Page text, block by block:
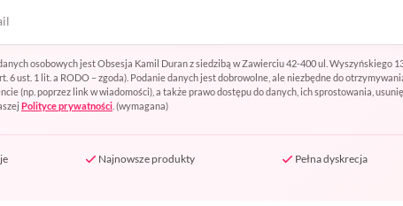
osobowych jest Obsesja Kamil Duran z siedzibą w Zawierciu 42-400 ul. Wyszyńskiego
6 ust. 1 lit. a RODO – zgoda). Podanie danych jest dobrowolne, ale niezbędne do
(np. poprzez link w wiadomości), a także prawo dostępu do danych, ich sprostowania,
Polityce prywatności (wymagana)
Najnowsze produkty Pełna dyskrecja